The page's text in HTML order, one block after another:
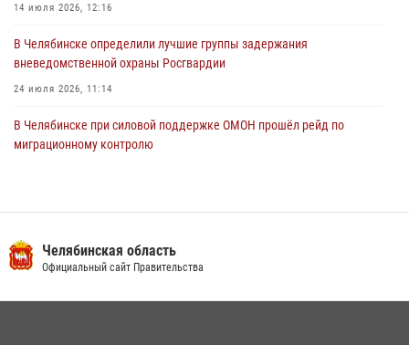
14 июля 2026, 12:16
В Челябинске определили лучшие группы задержания
вневедомственной охраны Росгвардии
24 июля 2026, 11:14
В Челябинске при силовой поддержке ОМОН прошёл рейд по
миграционному контролю
13 июля 2026, 03:02 5
Челябинская область
Официальный сайт Правительства